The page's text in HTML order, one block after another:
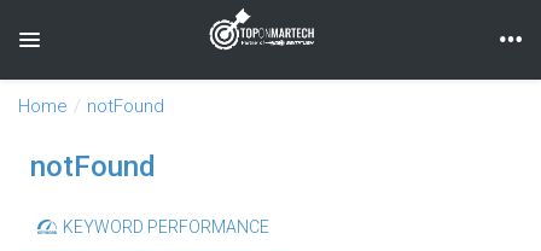
Toggle navigation
Home notFound
notFound
KEYWORD PERFORMANCE